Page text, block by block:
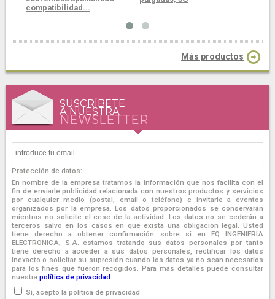
compatibilidad...
Más productos
SUSCRÍBETE
A NUESTRA
NEWSLETTER
Protección de datos:
En nombre de la empresa tratamos la información que nos facilita con el
fin de enviarle publicidad relacionada con nuestros productos y servicios
por cualquier medio (postal, email o teléfono) e invitarle a eventos
organizados por la empresa. Los datos proporcionados se conservarán
mientras no solicite el cese de la actividad. Los datos no se cederán a
terceros salvo en los casos en que exista una obligación legal. Usted
tiene derecho a obtener confirmación sobre si en FQ INGENIERIA
ELECTRONICA, S.A. estamos tratando sus datos personales por tanto
tiene derecho a acceder a sus datos personales, rectificar los datos
inexacto o solicitar su supresión cuando los datos ya no sean necesarios
para los fines que fueron recogidos. Para más detalles puede consultar
nuestra política de privacidad.
Sí, acepto la política de privacidad